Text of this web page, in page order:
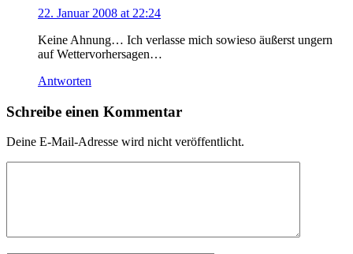
22. Januar 2008 at 22:24
Keine Ahnung… Ich verlasse mich sowieso äußerst ungern
auf Wettervorhersagen…
Antworten
Schreibe einen Kommentar
Deine E-Mail-Adresse wird nicht veröffentlicht.